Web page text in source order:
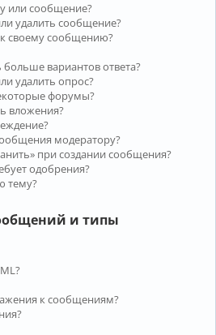
или сообщение?
удалить сообщение?
своему сообщению?
вариантов ответа?
удалить опрос?
форумы?
вложения?
модератору?
при создании сообщения?
одобрения?
тему?
и типы
к сообщениям?